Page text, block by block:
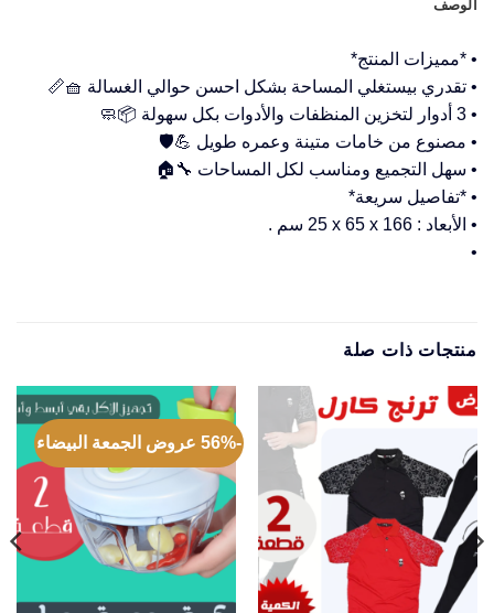
الوصف
• *مميزات المنتج*
• تقدري بيستغلي المساحة بشكل احسن حوالي الغسالة 🧺📏
• 3 أدوار لتخزين المنظفات والأدوات بكل سهولة 📦🧼
• مصنوع من خامات متينة وعمره طويل 💪🛡️
• سهل التجميع ومناسب لكل المساحات 🔧🏠
• *تفاصيل سريعة*
• الأبعاد : ‎25 x 65 x 166 سم .
•
منتجات ذات صلة
-56% عروض الجمعة البيضاء